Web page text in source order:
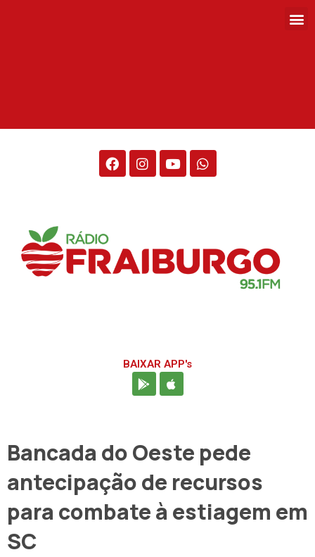
BAIXAR APP's
Bancada do Oeste pede
antecipação de recursos
para combate à estiagem em
SC